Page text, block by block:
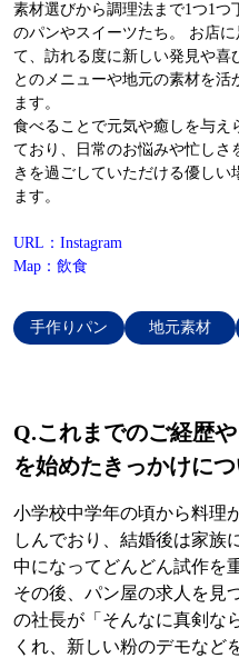
素材選びから調理法まで1つ1つ
のパンやスイーツたち。 お店
て、訪れる度に新しい発見や喜
とのメニューや地元の素材を
ます。
食べることで元気や癒しを与え
ており、日常のお悩みや忙しさ
きを過ごしていただける優し
ます。
URL：Instagram
Map：飲食
手作りパン 地元素材
Q.これまでのご経歴
を始めたきっかけに
小学校中学年の頃から料理
しんでおり、結婚後は家族
中になってどんどん試作を
その後、パン屋の求人を見
の社長が「そんなに真剣な
くれ、新しい粉のデモなど